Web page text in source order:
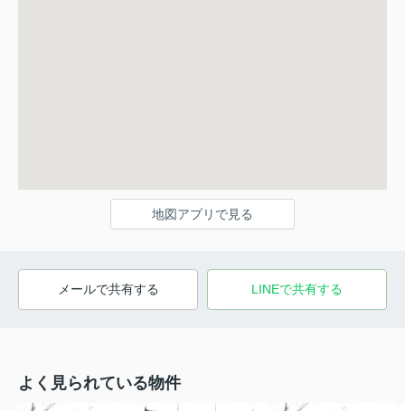
地図アプリで見る
メールで共有する LINEで共有する
よく見られている物件